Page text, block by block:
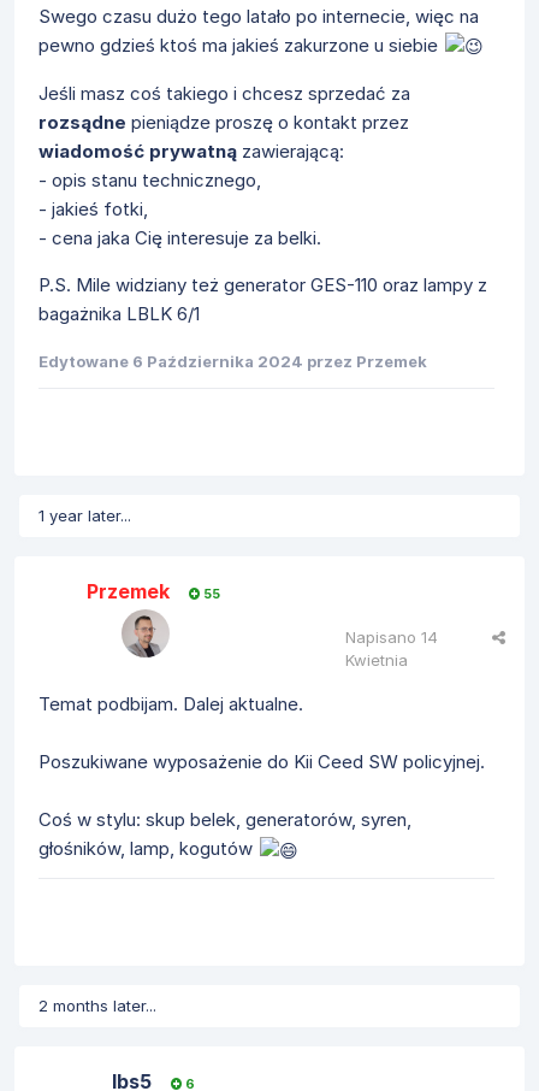
Swego czasu dużo tego latało po internecie, więc na
pewno gdzieś ktoś ma jakieś zakurzone u siebie
Jeśli masz coś takiego i chcesz sprzedać za
rozsądne pieniądze proszę o kontakt przez
wiadomość prywatną zawierającą:
- opis stanu technicznego,
- jakieś fotki,
- cena jaka Cię interesuje za belki.
P.S. Mile widziany też generator GES-110 oraz lampy z
bagażnika LBLK 6/1
Edytowane 6 Października 2024 przez Przemek
1 year later...
Przemek 55
Napisano 14
Kwietnia
Temat podbijam. Dalej aktualne.
Poszukiwane wyposażenie do Kii Ceed SW policyjnej.
Coś w stylu: skup belek, generatorów, syren,
głośników, lamp, kogutów
2 months later...
lbs5 6